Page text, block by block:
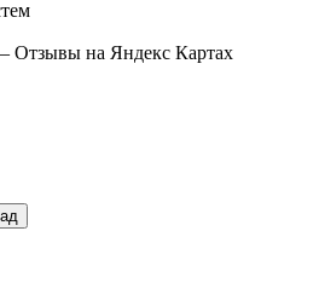
на Яндекс Картах